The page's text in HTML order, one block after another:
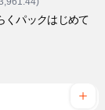
くパックはじめて